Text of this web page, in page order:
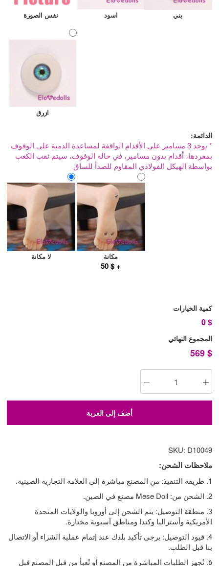
نفس الصورة اسود بني
ازرق
الدائمة:
* يوجد 3 مسامير على الأقدام الواقفة لمساعدة الدمية على الوقوف
بمفردها، أقدام بدون مسامير، في حالة الوقوف، سيتم ثقب الكعب
بواسطة الهيكل الفولاذي المقاوم للصدأ للساق
لا مكانة مكانة
+ $ 50
كمية الخيارات
$
0
المجموع النهائي
$
569
أضف إلى العربة
SKU: D10049
ملاحظات الشحن:
1. طريقة التنفيذ: من المصنع مباشرة إلى العلامة التجارية الصينية.
2. الشحن من: Mese Doll مصنع في الصين.
3. منطقة التوصيل: يتم الشحن إلى أوروبا والولايات المتحدة
الأمريكية وأستراليا وكندا ومناطق آسيوية مختارة.
4. قيود التوصيل: يرجى تأكيد بلدك عند إتمام عملية الشراء أو الاتصال
بنا قبل الطلب.
٥. تُجهز الطلبات المباشرة من المصنع أو تُعبأ من قبل المصنع قبل